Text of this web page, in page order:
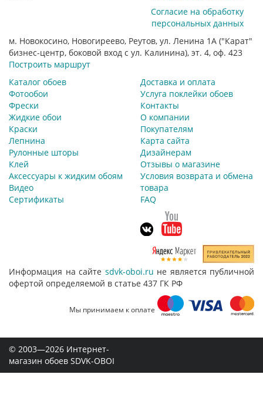
Согласие на обработку
персональных данных
м. Новокосино, Новогиреево, Реутов, ул. Ленина 1А ("Карат"
бизнес-центр, боковой вход с ул. Калинина), эт. 4, оф. 423
Построить маршрут
Каталог обоев
Фотообои
Фрески
Жидкие обои
Краски
Лепнина
Рулонные шторы
Клей
Аксессуары к жидким обоям
Видео
Сертификаты
Доставка и оплата
Услуга поклейки обоев
Контакты
О компании
Покупателям
Карта сайта
Дизайнерам
Отзывы о магазине
Условия возврата и обмена
товара
FAQ
Информация на сайте sdvk-oboi.ru не является публичной
офертой определяемой в статье 437 ГК РФ
Мы принимаем к оплате
© 2003—2026 Интернет-
магазин обоев SDVK-OBOI